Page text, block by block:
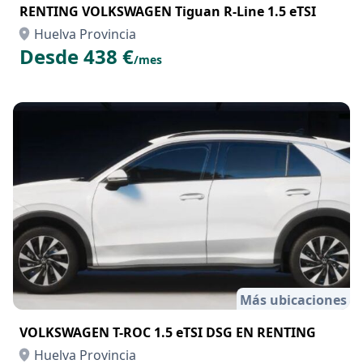
RENTING VOLKSWAGEN Tiguan R-Line 1.5 eTSI
Huelva Provincia
Desde 438 €/mes
Más ubicaciones
VOLKSWAGEN T-ROC 1.5 eTSI DSG EN RENTING
Huelva Provincia